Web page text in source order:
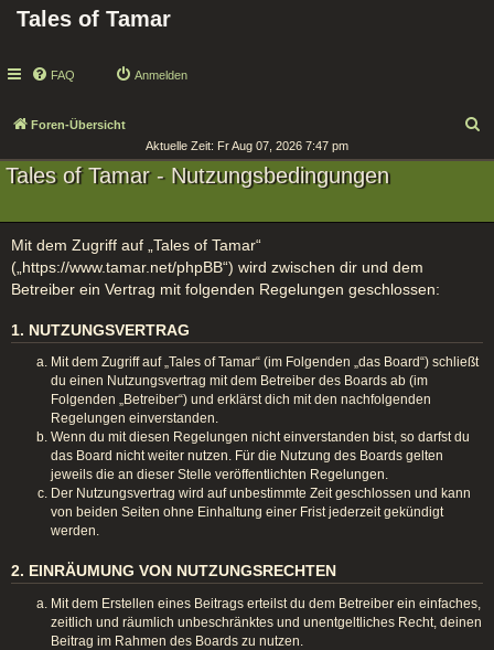
Tales of Tamar
FAQ Anmelden
Foren-Übersicht
Aktuelle Zeit: Fr Aug 07, 2026 7:47 pm
Tales of Tamar - Nutzungsbedingungen
Mit dem Zugriff auf „Tales of Tamar“
(„https://www.tamar.net/phpBB“) wird zwischen dir und dem
Betreiber ein Vertrag mit folgenden Regelungen geschlossen:
1. NUTZUNGSVERTRAG
Mit dem Zugriff auf „Tales of Tamar“ (im Folgenden „das Board“) schließt
du einen Nutzungsvertrag mit dem Betreiber des Boards ab (im
Folgenden „Betreiber“) und erklärst dich mit den nachfolgenden
Regelungen einverstanden.
Wenn du mit diesen Regelungen nicht einverstanden bist, so darfst du
das Board nicht weiter nutzen. Für die Nutzung des Boards gelten
jeweils die an dieser Stelle veröffentlichten Regelungen.
Der Nutzungsvertrag wird auf unbestimmte Zeit geschlossen und kann
von beiden Seiten ohne Einhaltung einer Frist jederzeit gekündigt
werden.
2. EINRÄUMUNG VON NUTZUNGSRECHTEN
Mit dem Erstellen eines Beitrags erteilst du dem Betreiber ein einfaches,
zeitlich und räumlich unbeschränktes und unentgeltliches Recht, deinen
Beitrag im Rahmen des Boards zu nutzen.